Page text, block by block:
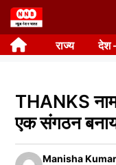
Skip
to
content राज्य देश
THANKS नाम
एक संगठन
Manisha